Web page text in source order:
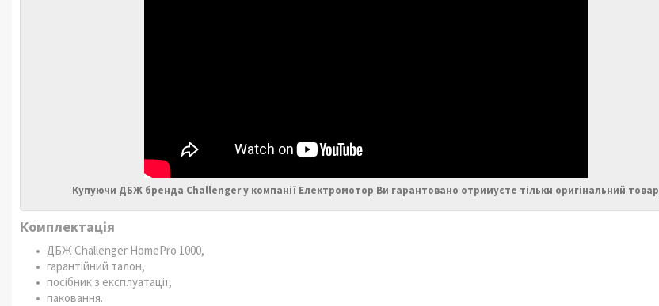
Купуючи ДБЖ бренда Challenger у компанії Електромотор Ви гарантовано отримуєте тільки оригінальний товар
Комплектація
ДБЖ Challenger HomePro 1000,
гарантійний талон,
посібник з експлуатації,
паковання.